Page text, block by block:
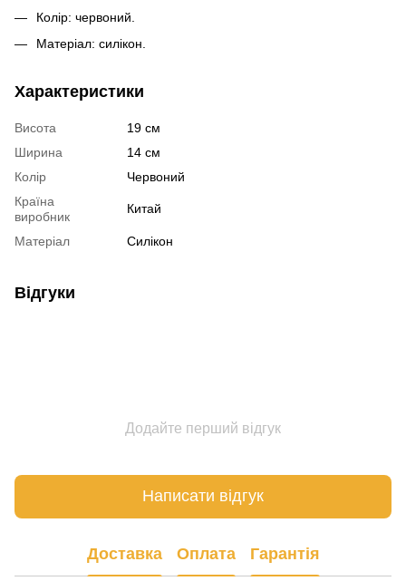
Колір: червоний.
Матеріал: силікон.
Характеристики
Висота
19 см
Ширина
14 см
Колір
Червоний
Країна
виробник
Китай
Матеріал Силікон
Відгуки
Додайте перший відгук
Написати відгук
Доставка Оплата Гарантія